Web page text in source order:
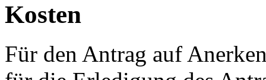
Kosten
Für den Antrag auf